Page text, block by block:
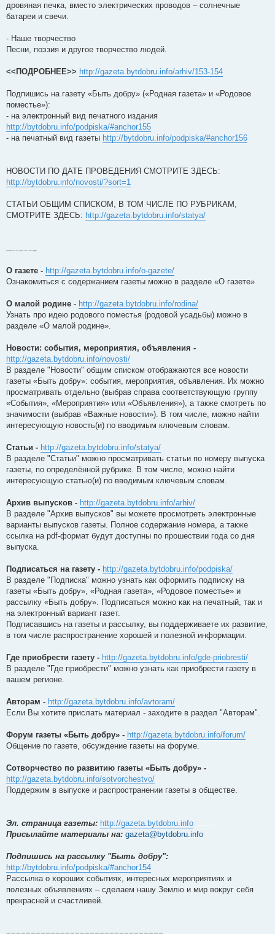
дровяная печка, вместо электрических проводов – солнечные
батареи и свечи.
- Наше творчество
Песни, поэзия и другое творчество людей.
<<ПОДРОБНЕЕ>> http://gazeta.bytdobru.info/arhiv/153-154
Подпишись на газету «Быть добру» («Родная газета» и «Родовое
поместье»):
- на электронный вид печатного издания
http://bytdobru.info/podpiska/#anchor155
- на печатный вид газеты http://bytdobru.info/podpiska/#anchor156
НОВОСТИ ПО ДАТЕ ПРОВЕДЕНИЯ СМОТРИТЕ ЗДЕСЬ:
http://bytdobru.info/novosti/?sort=1
СТАТЬИ ОБЩИМ СПИСКОМ, В ТОМ ЧИСЛЕ ПО РУБРИКАМ,
СМОТРИТЕ ЗДЕСЬ: http://gazeta.bytdobru.info/statya/
О газете - http://gazeta.bytdobru.info/o-gazete/
Ознакомиться с содержанием газеты можно в разделе «О газете»
О малой родине - http://gazeta.bytdobru.info/rodina/
Узнать про идею родового поместья (родовой усадьбы) можно в
разделе «О малой родине».
Новости: события, мероприятия, объявления -
http://gazeta.bytdobru.info/novosti/
В разделе "Новости" общим списком отображаются все новости
газеты «Быть добру»: события, мероприятия, объявления. Их можно
просматривать отдельно (выбрав справа соответствующую группу
«События», «Мероприятия» или «Объявления»), а также смотреть по
значимости (выбрав «Важные новости»). В том числе, можно найти
интересующую новость(и) по вводимым ключевым словам.
Статьи - http://gazeta.bytdobru.info/statya/
В разделе "Статьи" можно просматривать статьи по номеру выпуска
газеты, по определённой рубрике. В том числе, можно найти
интересующую статью(и) по вводимым ключевым словам.
Архив выпусков - http://gazeta.bytdobru.info/arhiv/
В разделе "Архив выпусков" вы можете просмотреть электронные
варианты выпусков газеты. Полное содержание номера, а также
ссылка на pdf-формат будут доступны по прошествии года со дня
выпуска.
Подписаться на газету - http://gazeta.bytdobru.info/podpiska/
В разделе "Подписка" можно узнать как оформить подписку на
газеты «Быть добру», «Родная газета», «Родовое поместье» и
рассылку «Быть добру». Подписаться можно как на печатный, так и
на электронный вариант газет.
Подписавшись на газеты и рассылку, вы поддерживаете их развитие,
в том числе распространение хорошей и полезной информации.
Где приобрести газету - http://gazeta.bytdobru.info/gde-priobresti/
В разделе "Где приобрести" можно узнать как приобрести газету в
вашем регионе.
Авторам - http://gazeta.bytdobru.info/avtoram/
Если Вы хотите прислать материал - заходите в раздел "Авторам".
Форум газеты «Быть добру» - http://gazeta.bytdobru.info/forum/
Общение по газете, обсуждение газеты на форуме.
Сотворчество по развитию газеты «Быть добру» -
http://gazeta.bytdobru.info/sotvorchestvo/
Поддержим в выпуске и распространении газеты в обществе.
Эл. страница газеты: http://gazeta.bytdobru.info
Присылайте материалы на: gazeta@bytdobru.info
Подпишись на рассылку "Быть добру":
http://bytdobru.info/podpiska/#anchor154
Рассылка о хороших событиях, интересных мероприятиях и
полезных объявлениях – сделаем нашу Землю и мир вокруг себя
прекрасней и счастливей.